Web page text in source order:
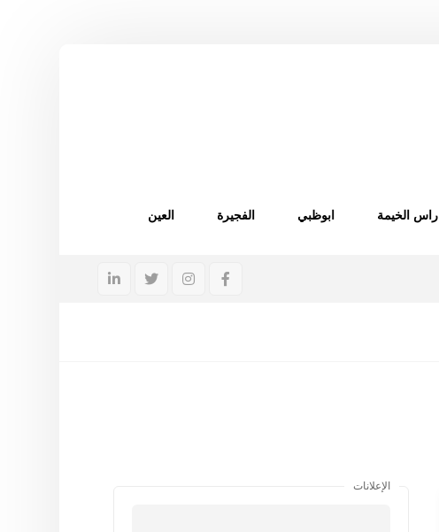
راس الخيمة ابوظبي الفجيرة العين
الإعلانات